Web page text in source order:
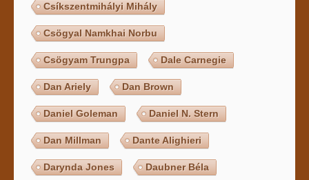
Csíkszentmihályi Mihály
Csögyal Namkhai Norbu
Csögyam Trungpa Dale Carnegie
Dan Ariely Dan Brown
Daniel Goleman Daniel N. Stern
Dan Millman Dante Alighieri
Darynda Jones Daubner Béla